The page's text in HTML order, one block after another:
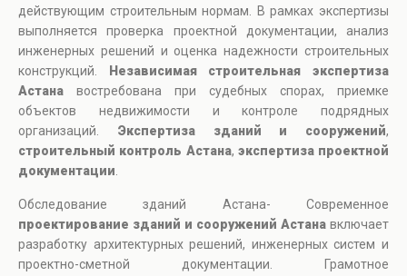
действующим строительным нормам. В рамках экспертизы
выполняется проверка проектной документации, анализ
инженерных решений и оценка надежности строительных
конструкций.
Независимая строительная экспертиза
Астана востребована при судебных спорах, приемке
объектов недвижимости и контроле подрядных
организаций. Экспертиза зданий и сооружений,
строительный контроль Астана, экспертиза проектной
документации
Обследование зданий Астана- Современное
проектирование зданий и сооружений Астана включает
разработку архитектурных решений, инженерных систем и
проектно-сметной документации. Грамотное